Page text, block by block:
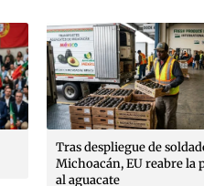
Tras despliegue de
Michoacán, EU reabre la
al aguacate